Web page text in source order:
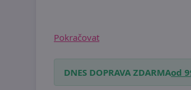
Pokračovat
DNES DOPRAVA ZDARMAod